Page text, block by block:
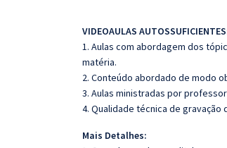
VIDEOAULAS
1. Aulas com abordagem dos
matéria.
2. Conteúdo abordado de modo
3. Aulas ministradas por
4. Qualidade técnica de
Mais Detalhes: